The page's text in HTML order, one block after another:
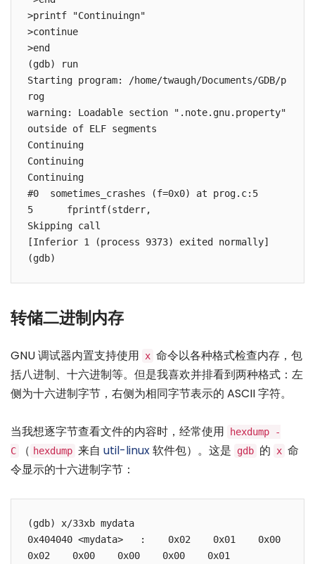
>printf "Continuingn"
>continue
>end
(gdb) run
Starting program: /home/twaugh/Documents/GDB/p
rog
warning: Loadable section ".note.gnu.property"
outside of ELF segments
Continuing
Continuing
Continuing
#0  sometimes_crashes (f=0x0) at prog.c:5
5      fprintf(stderr,
Skipping call
[Inferior 1 (process 9373) exited normally]
(gdb)
转储二进制内存
GNU 调试器内置支持使用 x 命令以各种格式检查内存，包
括八进制、十六进制等。但是我喜欢并排看到两种格式：左
侧为十六进制字节，右侧为相同字节表示的 ASCII 字符。
当我想逐字节查看文件的内容时，经常使用
hexdump -
C
（ hexdump 来自 util-linux软件包）。这是 gdb 的 x 命
令显示的十六进制字节：
(gdb) x/33xb mydata
0x404040 <mydata>   :    0x02    0x01    0x00
0x02    0x00    0x00    0x00    0x01